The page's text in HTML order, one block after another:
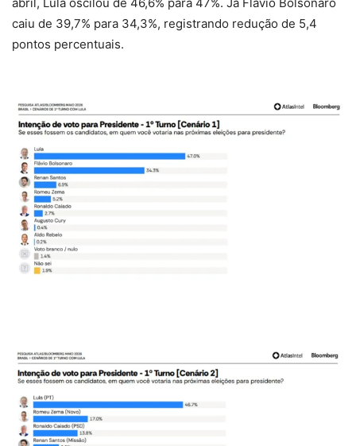
caiu de 39,7% para 34,3%, registrando redução de 5,4
pontos percentuais.